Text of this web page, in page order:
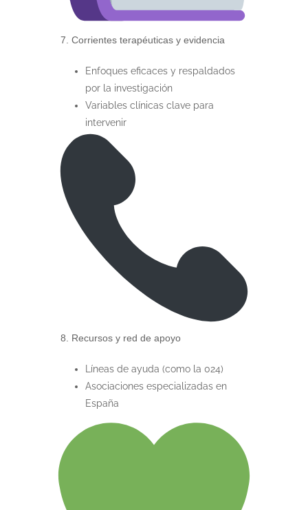
7. Corrientes terapéuticas y evidencia
Enfoques eficaces y respaldados
por la investigación
Variables clínicas clave para
intervenir
8. Recursos y red de apoyo
Líneas de ayuda (como la 024)
Asociaciones especializadas en
España